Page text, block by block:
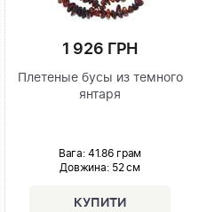
1 926 ГРН
Плетеные бусы из темного
янтаря
Вага: 41.86 грам
Довжина:52 см